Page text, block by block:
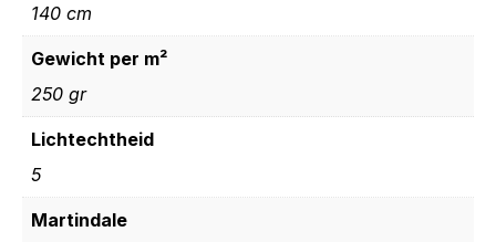
140 cm
Gewicht per m²
250 gr
Lichtechtheid
5
Martindale